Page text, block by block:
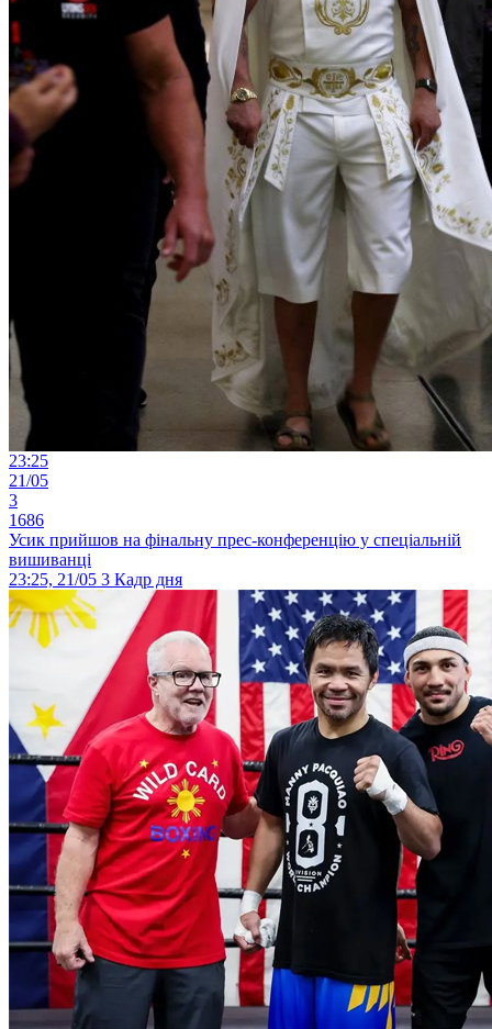
23:25
21/05
3
1686
Усик прийшов на фінальну прес-конференцію у спеціальній
вишиванці
23:25, 21/05 3 Кадр дня